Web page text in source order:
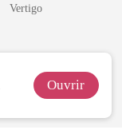
Vertigo
Ouvrir